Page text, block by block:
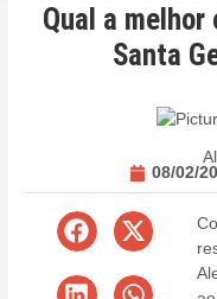
Qual a
Santa
08/02/